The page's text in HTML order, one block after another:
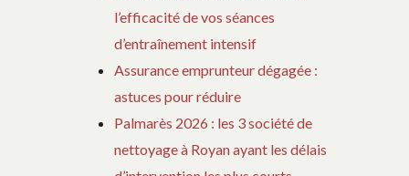
l’efficacité de vos séances
d’entraînement intensif
Assurance emprunteur dégagée :
astuces pour réduire
Palmarès 2026 : les 3 société de
nettoyage à Royan ayant les délais